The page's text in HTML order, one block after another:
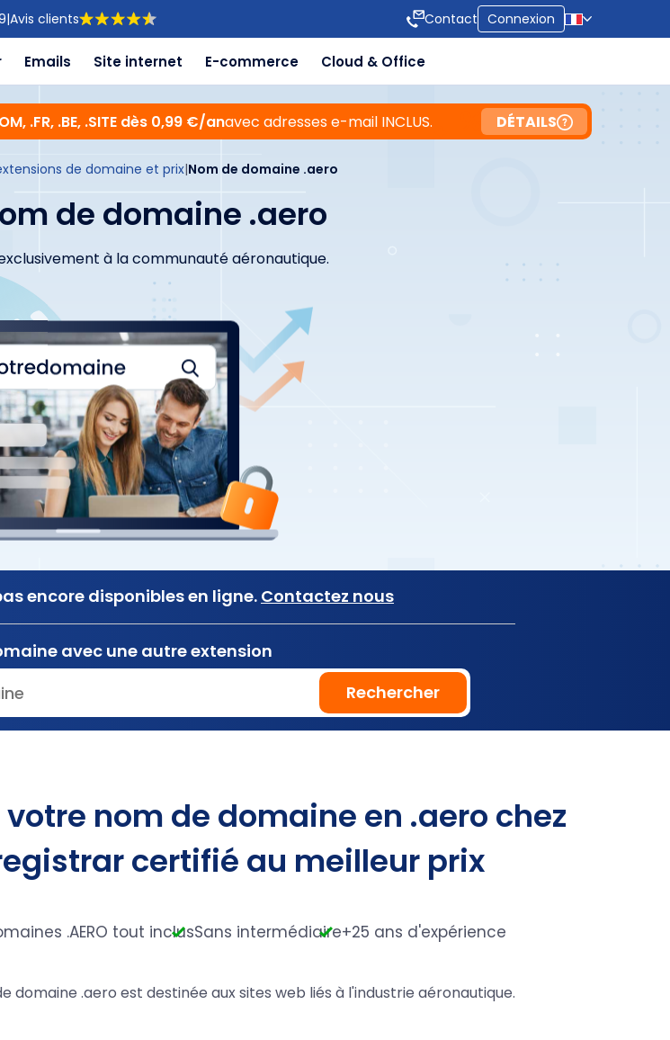
|Avis clients Contact Connexion
Emails Site internet E-commerce Cloud & Office
.FR, .BE, .SITE dès 0,99 €/anavec adresses e-mail INCLUS. DÉTAILS
de domaine et prix|Nom de domaine .aero
de domaine .aero
à la communauté aéronautique.
encore disponibles en ligne. Contactez nous
avec une autre extension
Rechercher
votre nom de domaine en .aero chez
certifié au meilleur prix
.AERO tout inclusSans intermédiaire+25 ans d'expérience
domaine .aero est destinée aux sites web liés à l'industrie aéronautique.